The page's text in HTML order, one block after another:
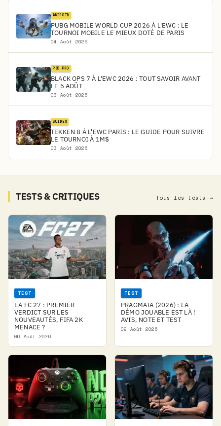
ANDROID
PUBG MOBILE WORLD CUP 2026 À L'EWC : LE
TOURNOI MOBILE LE MIEUX DOTÉ DE PARIS
04 Août 2026
PS5 PRO
BLACK OPS 7 À L'EWC 2026 : TOUT SAVOIR AVANT
LE 5 AOÛT
03 Août 2026
GUIDES
TEKKEN 8 À L'EWC PARIS : LE GUIDE POUR SUIVRE
LE TOURNOI À 1M$
03 Août 2026
TESTS & CRITIQUES Tous les tests →
TEST
EA FC 27 : PREMIER
VERDICT SUR LES
NOUVEAUTÉS, FIFA 2K
MENACE ?
06 Août 2026
TEST
PRAGMATA (2026) : LA
DÉMO JOUABLE EST LÀ !
AVIS, NOTE ET TEST
02 Août 2026